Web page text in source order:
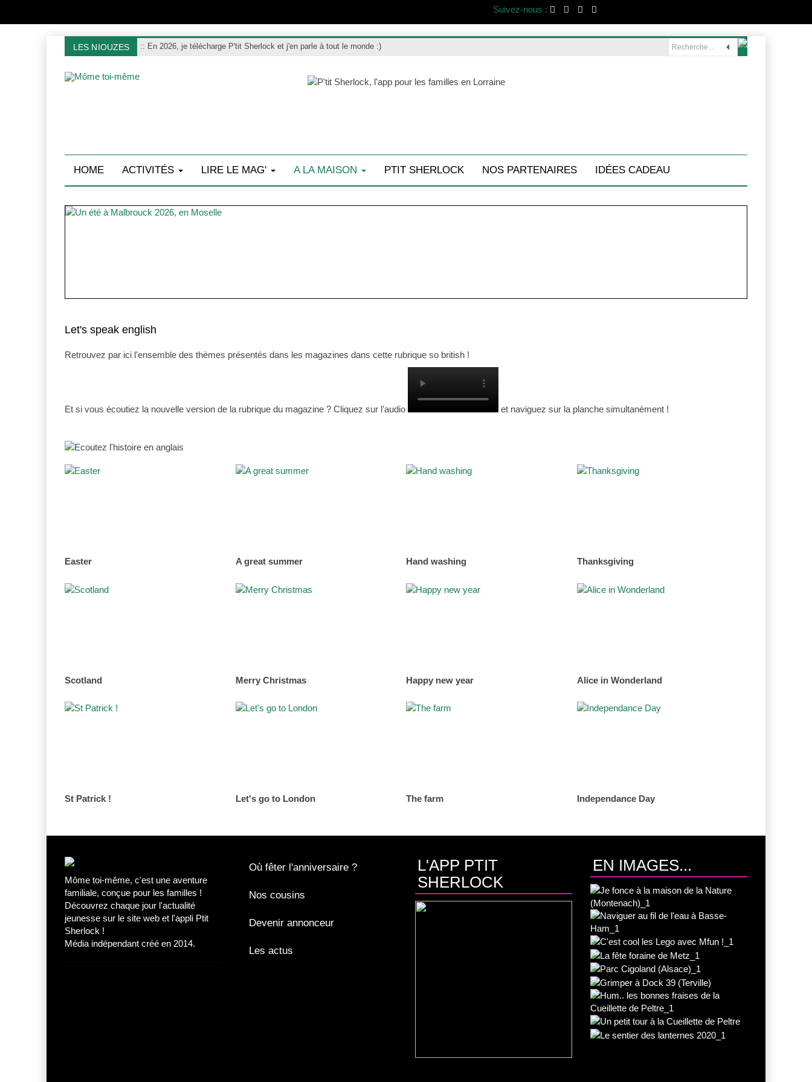
Suivez-nous :
LES NIOUZES :: En 2026, je télécharge P'tit Sherlock et j'en parle à tout le monde :)
HOME ACTIVITÉS LIRE LE MAG' A LA MAISON PTIT SHERLOCK NOS PARTENAIRES IDÉES CADEAU
Let's speak english
Retrouvez par ici l'ensemble des thèmes présentés dans les magazines dans cette rubrique so british !
Et si vous écoutiez la nouvelle version de la rubrique du magazine ? Cliquez sur l'audio et naviguez sur la planche simultanément !
Easter A great summer Hand washing Thanksgiving
Scotland Merry Christmas Happy new year Alice in Wonderland
St Patrick ! Let's go to London The farm Independance Day
Môme toi-même, c'est une aventure
familiale, conçue pour les familles !
Découvrez chaque jour l'actualité
jeunesse sur le site web et l'appli Ptit
Sherlock !
Média indépendant créé en 2014.
Où fêter l'anniversaire ?
Nos cousins
Devenir annonceur
Les actus
L'APP PTIT
SHERLOCK
EN IMAGES...